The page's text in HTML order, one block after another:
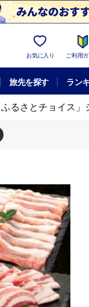
お気に入り ご利用
旅先を探す ラン
ふるさとチョイス